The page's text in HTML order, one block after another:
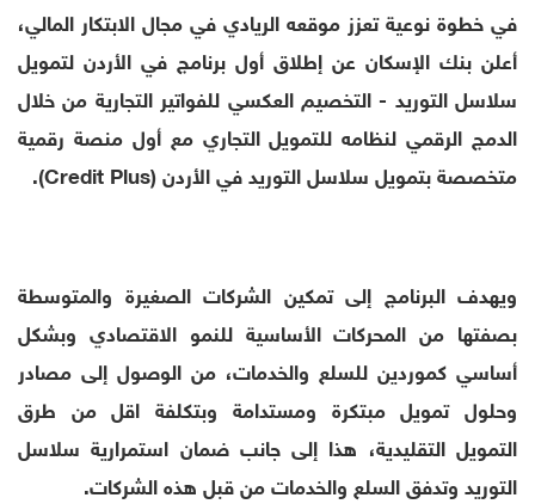
في خطوة نوعية تعزز موقعه الريادي في مجال الابتكار المالي،
أعلن بنك الإسكان عن إطلاق أول برنامج في الأردن لتمويل
سلاسل التوريد - التخصيم العكسي للفواتير التجارية من خلال
الدمج الرقمي لنظامه للتمويل التجاري مع أول منصة رقمية
متخصصة بتمويل سلاسل التوريد في الأردن (Credit Plus).
ويهدف البرنامج إلى تمكين الشركات الصغيرة والمتوسطة
بصفتها من المحركات الأساسية للنمو الاقتصادي وبشكل
أساسي كموردين للسلع والخدمات، من الوصول إلى مصادر
وحلول تمويل مبتكرة ومستدامة وبتكلفة اقل من طرق
التمويل التقليدية، هذا إلى جانب ضمان استمرارية سلاسل
التوريد وتدفق السلع والخدمات من قبل هذه الشركات.